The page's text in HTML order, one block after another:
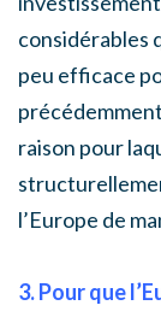
considérables
peu efficace
raison pour
l’Europe de
3. Pour que